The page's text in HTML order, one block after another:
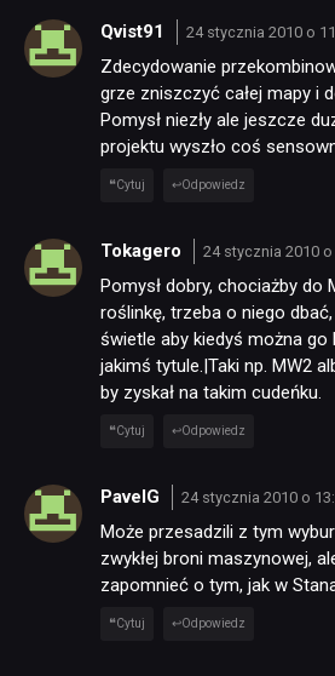
Qvist91 24 stycznia 2010 o
Zdecydowanie
grze zniszczyć całej mapy i
Pomysł niezły ale jeszcze
projektu wyszło coś
Cytuj Odpowiedz
Tokagero 24 stycznia 2010 o
Pomysł dobry, chociażby do
roślinkę, trzeba o niego
świetle aby kiedyś można go
jakimś tytule.|Taki np. MW2
by zyskał na takim cudeńku.
Cytuj Odpowiedz
PavelG 24 stycznia 2010 o
Może przesadzili z tym
zwykłej broni maszynowej,
zapomnieć o tym, jak w
Cytuj Odpowiedz